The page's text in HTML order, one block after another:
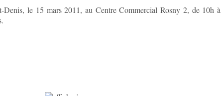
Denis, le 15 mars 2011, au Centre Commercial Rosny 2, de 10h à